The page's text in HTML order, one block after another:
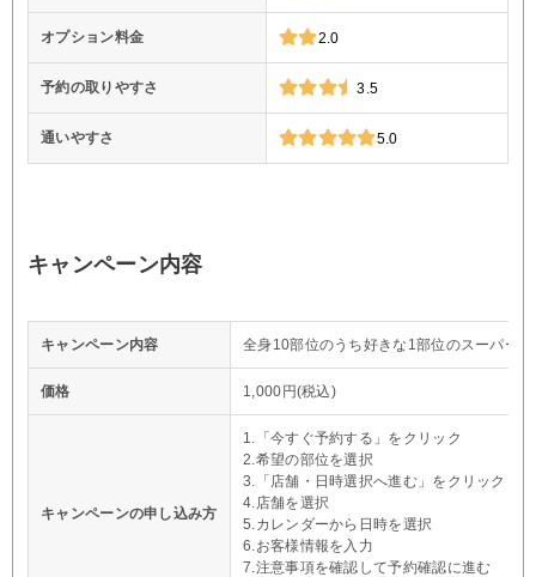
オプション料金 2.0
予約の取りやすさ 3.5
通いやすさ 5.0
キャンペーン内容
キャンペーン内容 全身10部位のうち好きな1部位のスーパー
価格 1,000円(税込)
キャンペーンの申し込み方
1.「今すぐ予約する」をクリック
2.希望の部位を選択
3.「店舗・日時選択へ進む」をクリック
4.店舗を選択
5.カレンダーから日時を選択
6.お客様情報を入力
7.注意事項を確認して予約確認に進む